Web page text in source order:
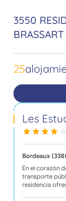
3550
25
Les
Bordeaux
En el corazón
transporte
residencia